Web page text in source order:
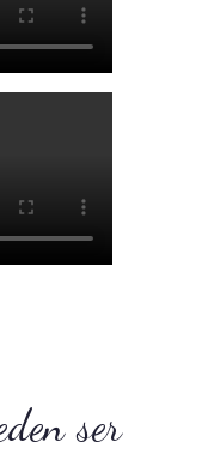
ser